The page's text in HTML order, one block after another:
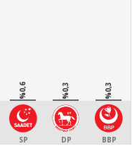
%0,6
SP
%0,3
DP
%0,3
BBP